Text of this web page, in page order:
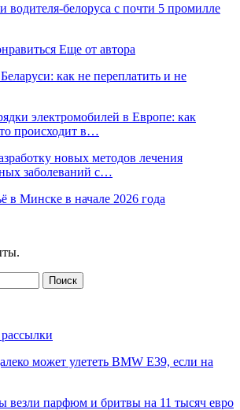
водителя-белоруса с почти 5 промилле
Еще от автора
как не переплатить и не
электромобилей в Европе: как
происходит в…
новых методов лечения
заболеваний с…
в Минске в начале 2026 года
может улететь BMW E39, если на
везли парфюм и бритвы на 11 тысяч евро